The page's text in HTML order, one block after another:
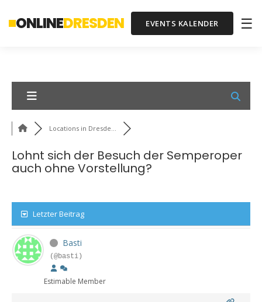
ONLINEDRESDEN EVENTS KALENDER ☰
Locations in Dresde...
Lohnt sich der Besuch der Semperoper
auch ohne Vorstellung?
Letzter Beitrag
Basti
(@basti)
Estimable Member